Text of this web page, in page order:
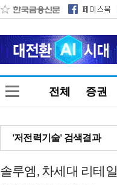
전체 증권
'저전력기술' 검색결과
솔루엠, 차세대 리테